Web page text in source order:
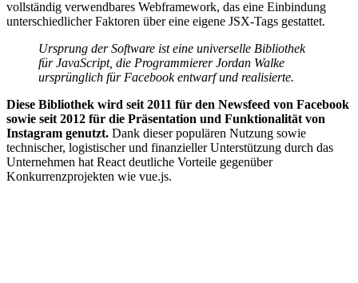
vollständig verwendbares Webframework, das eine Einbindung
unterschiedlicher Faktoren über eine eigene JSX-Tags gestattet.
Ursprung der Software ist eine universelle Bibliothek
für JavaScript, die Programmierer Jordan Walke
ursprünglich für Facebook entwarf und realisierte.
Diese Bibliothek wird seit 2011 für den Newsfeed von Facebook
sowie seit 2012 für die Präsentation und Funktionalität von
Instagram genutzt. Dank dieser populären Nutzung sowie
technischer, logistischer und finanzieller Unterstützung durch das
Unternehmen hat React deutliche Vorteile gegenüber
Konkurrenzprojekten wie vue.js.